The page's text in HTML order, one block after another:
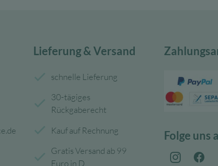
Lieferung & Versand
schnelle Lieferung
30-tägiges
Rückgaberecht
Kauf auf Rechnung
Gratis Versand ab 99
Euro in D
Folge uns